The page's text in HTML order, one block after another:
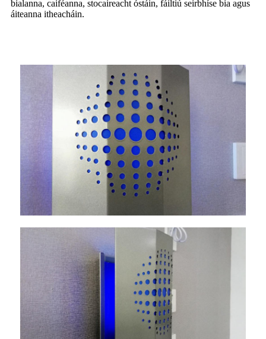
bialanna, caiféanna, stocaireacht óstáin, fáiltiú seirbhíse bia agus
áiteanna itheacháin.